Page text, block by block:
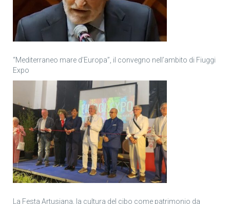
“Mediterraneo mare d’Europa”, il convegno nell’ambito di Fiuggi
Expo
La Festa Artusiana, la cultura del cibo come patrimonio da